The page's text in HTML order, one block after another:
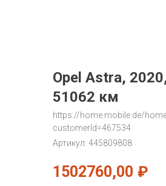
Opel Astra,
51062 км
https://home.mobile.de/
customerId=467534
Артикул: 445809808
1502760,00 ₽